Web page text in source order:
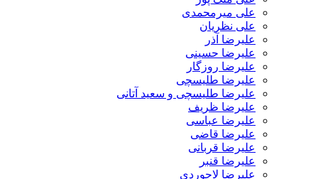
علی میرمحمدی
علی نظریان
علیرضا آذر
علیرضا حسینی
علیرضا روزگار
علیرضا طلیسچی
علیرضا طلیسچی و سعید آتانی
علیرضا ظریف
علیرضا عباسی
علیرضا قاضی
علیرضا قربانی
علیرضا قنبر
علیرضا لاجوردی